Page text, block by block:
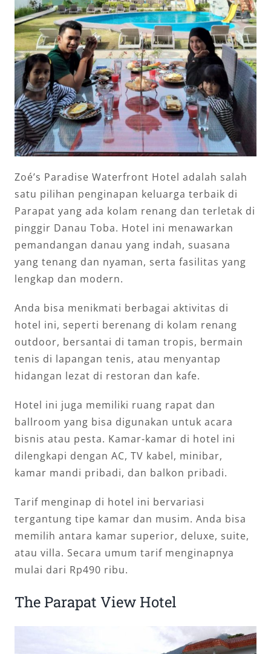
Zoé’s Paradise Waterfront Hotel adalah salah
satu pilihan penginapan keluarga terbaik di
Parapat yang ada kolam renang dan terletak di
pinggir Danau Toba. Hotel ini menawarkan
pemandangan danau yang indah, suasana
yang tenang dan nyaman, serta fasilitas yang
lengkap dan modern.
Anda bisa menikmati berbagai aktivitas di
hotel ini, seperti berenang di kolam renang
outdoor, bersantai di taman tropis, bermain
tenis di lapangan tenis, atau menyantap
hidangan lezat di restoran dan kafe.
Hotel ini juga memiliki ruang rapat dan
ballroom yang bisa digunakan untuk acara
bisnis atau pesta. Kamar-kamar di hotel ini
dilengkapi dengan AC, TV kabel, minibar,
kamar mandi pribadi, dan balkon pribadi.
Tarif menginap di hotel ini bervariasi
tergantung tipe kamar dan musim. Anda bisa
memilih antara kamar superior, deluxe, suite,
atau villa. Secara umum tarif menginapnya
mulai dari Rp490 ribu.
The Parapat View Hotel